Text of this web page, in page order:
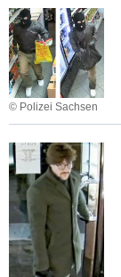
g
u
n
g
i
n
K
e
i
n
z
s
A
d
e
l
s
b
r
g
e
n
t
w
p
u
t
e
r
b
e
r
ü
g
e
r
e
s
t
p
l
a
t
t
e
n
g
e
s
© Polizei Sachsen
e
s
c
h
ä
f